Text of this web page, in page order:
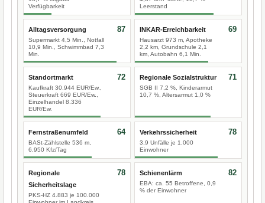
Verfügbarkeit
Leerstand
Alltagsversorgung
Supermarkt 4,5 Min., Notfall
10,9 Min., Schwimmbad 7,3
Min.
87 INKAR-Erreichbarkeit
Hausarzt 973 m, Apotheke
2,2 km, Grundschule 2,1
km, Autobahn 6,1 Min.
69
Standortmarkt
Kaufkraft 30.944 EUR/Ew.,
Steuerkraft 669 EUR/Ew.,
Einzelhandel 8.336
EUR/Ew.
72 Regionale Sozialstruktur
SGB II 7,2 %, Kinderarmut
10,7 %, Altersarmut 1,0 %
71
Fernstraßenumfeld
BASt-Zählstelle 536 m,
6.950 Kfz/Tag
64 Verkehrssicherheit
3,9 Unfälle je 1.000
Einwohner
78
Regionale
Sicherheitslage
PKS-HZ 4.883 je 100.000
78 Schienenlärm
EBA: ca. 55 Betroffene, 0,9
% der Einwohner
82